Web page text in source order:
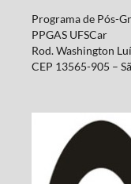
Programa de Pós-
PPGAS UFSCar
Rod. Washington
CEP 13565-905 –